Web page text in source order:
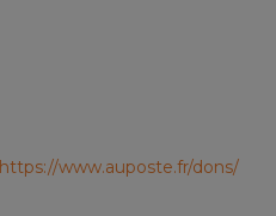
https://www.auposte.fr/dons/